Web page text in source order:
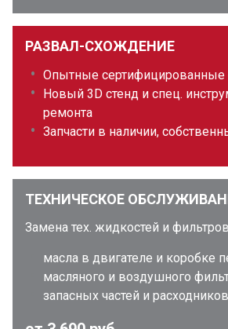
РАЗВАЛ-СХОЖДЕНИЕ
Опытные сертифицированные
Новый 3D стенд и спец.
ремонта
Запчасти в наличии,
ТЕХНИЧЕСКОЕ
Замена тех. жидкостей и
масла в двигателе и коробке
масляного и воздушного
запасных частей и расходников